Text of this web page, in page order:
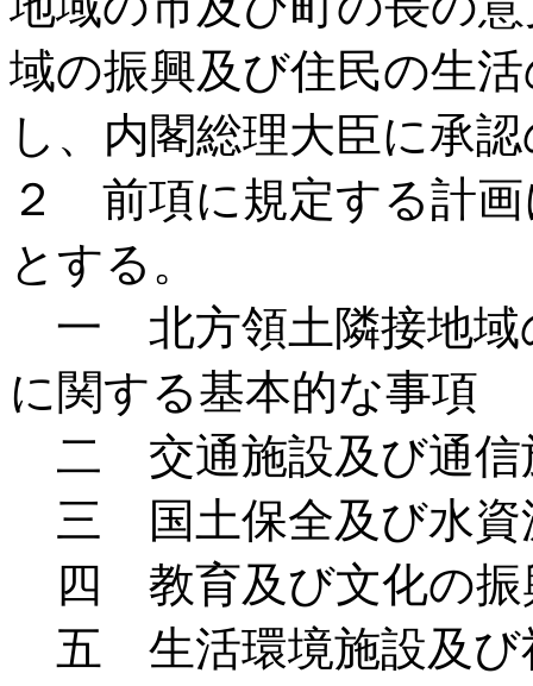
域の振興及び住民の生
し、内閣総理大臣に承
２ 前項に規定する計
とする。
一 北方領土隣接地域
に関する基本的な事項
二 交通施設及び通信
三 国土保全及び水資
四 教育及び文化の振
五 生活環境施設及び